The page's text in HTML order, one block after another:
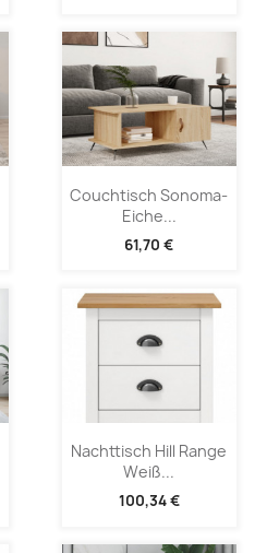
Couchtisch Sonoma-
Eiche...
61,70 €
Nachttisch Hill Range
Weiß...
100,34 €